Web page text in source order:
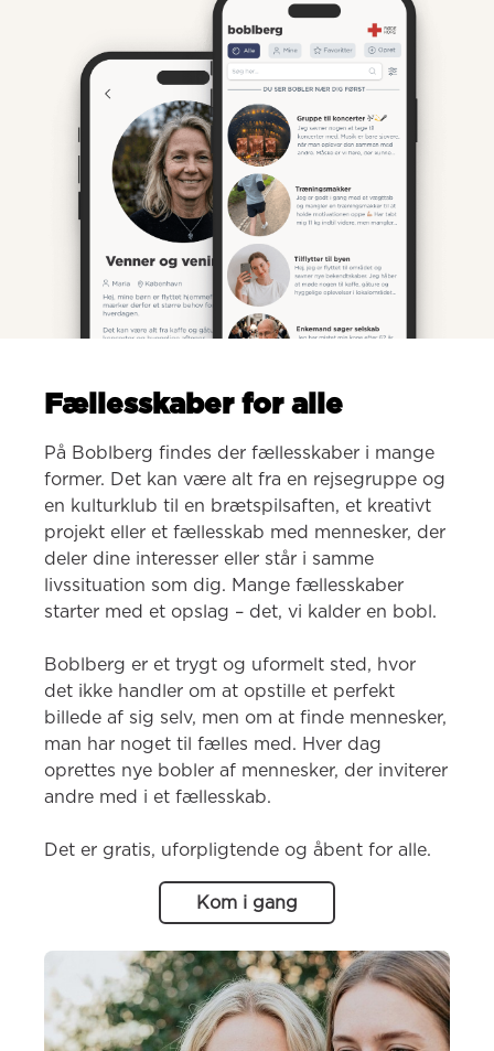
Fællesskaber for alle
På Boblberg findes der fællesskaber i mange
former. Det kan være alt fra en rejsegruppe og
en kulturklub til en brætspilsaften, et kreativt
projekt eller et fællesskab med mennesker, der
deler dine interesser eller står i samme
livssituation som dig. Mange fællesskaber
starter med et opslag – det, vi kalder en bobl.
Boblberg er et trygt og uformelt sted, hvor
det ikke handler om at opstille et perfekt
billede af sig selv, men om at finde mennesker,
man har noget til fælles med. Hver dag
oprettes nye bobler af mennesker, der inviterer
andre med i et fællesskab.
Det er gratis, uforpligtende og åbent for alle.
Kom i gang